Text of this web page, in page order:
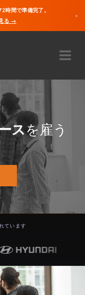
時間で準備完了。
る →
×
スを雇う
ています